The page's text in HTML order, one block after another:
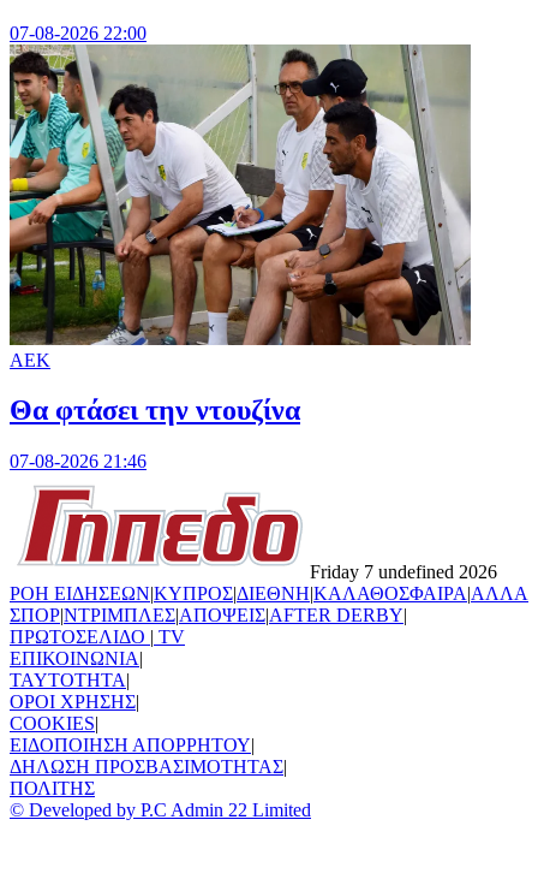
07-08-2026 22:00
ΑΕΚ
Θα φτάσει την ντουζίνα
07-08-2026 21:46
Friday 7 undefined 2026
ΡΟΗ ΕΙΔΗΣΕΩΝ|ΚΥΠΡΟΣ|ΔΙΕΘΝΗ|ΚΑΛΑΘΟΣΦΑΙΡΑ|ΑΛΛΑ
ΣΠΟΡ|ΝΤΡΙΜΠΛΕΣ|ΑΠΟΨΕΙΣ|AFTER DERBY|
ΠΡΩΤΟΣΕΛΙΔΟ | TV
ΕΠΙΚΟΙΝΩΝΙΑ|
TAYTOTHTA|
ΟΡΟΙ ΧΡΗΣΗΣ|
COOKIES|
ΕΙΔΟΠΟΙΗΣΗ ΑΠΟΡΡΗΤΟΥ|
ΔΗΛΩΣΗ ΠΡΟΣΒΑΣΙΜΟΤΗΤΑΣ|
ΠΟΛΙΤΗΣ
© Developed by P.C Admin 22 Limited